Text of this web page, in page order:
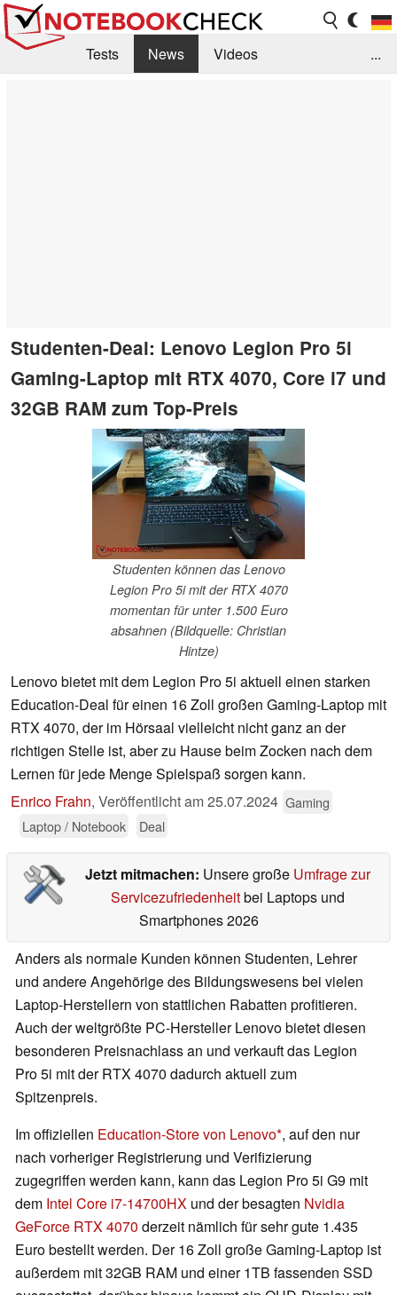
Tests News
Videos
...
Studenten-Deal: Lenovo Legion Pro 5i
Gaming-Laptop mit RTX 4070, Core i7 und
32GB RAM zum Top-Preis
Studenten können das Lenovo
Legion Pro 5i mit der RTX 4070
momentan für unter 1.500 Euro
absahnen (Bildquelle: Christian
Hintze)
Lenovo bietet mit dem Legion Pro 5i aktuell einen starken
Education-Deal für einen 16 Zoll großen Gaming-Laptop mit
RTX 4070, der im Hörsaal vielleicht nicht ganz an der
richtigen Stelle ist, aber zu Hause beim Zocken nach dem
Lernen für jede Menge Spielspaß sorgen kann.
Enrico Frahn, Veröffentlicht am25.07.2024 Gaming
Laptop / Notebook
Deal
Jetzt mitmachen: Unsere große Umfrage zur
Servicezufriedenheitbei Laptops und
Smartphones 2026
Anders als normale Kunden können Studenten, Lehrer
und andere Angehörige des Bildungswesens bei vielen
Laptop-Herstellern von stattlichen Rabatten profitieren.
Auch der weltgrößte PC-Hersteller Lenovo bietet diesen
besonderen Preisnachlass an und verkauft das Legion
Pro 5i mit der RTX 4070 dadurch aktuell zum
Spitzenpreis.
Im offiziellen Education-Store von Lenovo , auf den nur
nach vorheriger Registrierung und Verifizierung
zugegriffen werden kann, kann das Legion Pro 5i G9 mit
dem Intel Core i7-14700HX und der besagten Nvidia
GeForce RTX 4070 derzeit nämlich für sehr gute 1.435
Euro bestellt werden. Der 16 Zoll große Gaming-Laptop ist
außerdem mit 32GB RAM und einer 1TB fassenden SSD